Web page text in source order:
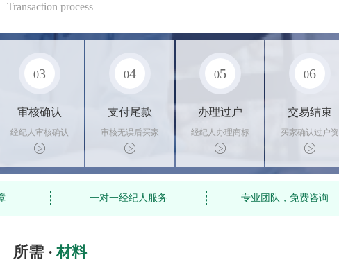
Transaction process
03
审核确认
经纪人审核确认
商标状态
04
支付尾款
审核无误后买家
支付尾款，卖家
办理相关手续
05
办理过户
经纪人办理商标
转让手续，交付
相关证书
06
交易结束
买家确认过户资
料后，平台解冻
资金支付卖家
一对一经纪人服务 专业团队，免费咨询
所需 · 材料